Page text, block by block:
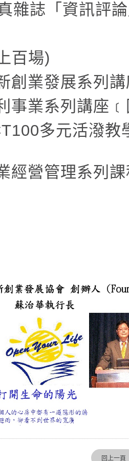
雜誌「資訊評
百場)
創業發展系列
事業系列講座
多元活潑教
經營管理系列
回上一頁